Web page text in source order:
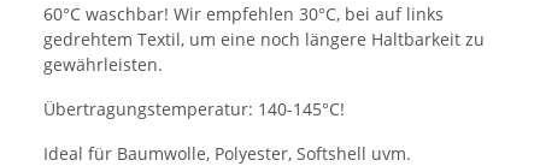
60°C waschbar! Wir empfehlen 30°C, bei auf links
gedrehtem Textil, um eine noch längere Haltbarkeit zu
gewährleisten.
Übertragungstemperatur: 140-145°C!
Ideal für Baumwolle, Polyester, Softshell uvm.